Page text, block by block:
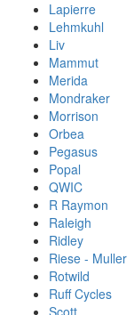
Lapierre
Lehmkuhl
Liv
Mammut
Merida
Mondraker
Morrison
Orbea
Pegasus
Popal
QWIC
R Raymon
Raleigh
Ridley
Riese - Muller
Rotwild
Ruff Cycles
Scott